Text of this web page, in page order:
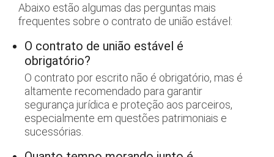
Abaixo estão algumas das perguntas mais
frequentes sobre o contrato de união estável:
O contrato de união estável é
obrigatório?
O contrato por escrito não é obrigatório, mas é
altamente recomendado para garantir
segurança jurídica e proteção aos parceiros,
especialmente em questões patrimoniais e
sucessórias.